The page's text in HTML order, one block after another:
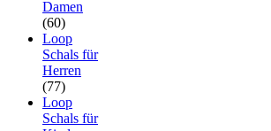
Damen
(60)
Loop
Schals für
Herren
(77)
Loop
Schals für